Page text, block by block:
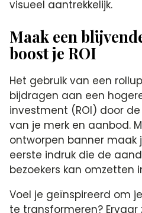
visueel aantrekkelijk.
Maak een
boost je ROI
Het gebruik van een
bijdragen aan een
investment (ROI) door
van je merk en aanbod.
ontworpen banner maak
eerste indruk die de
bezoekers kan omzetten
Voel je geïnspireerd om
te transformeren?